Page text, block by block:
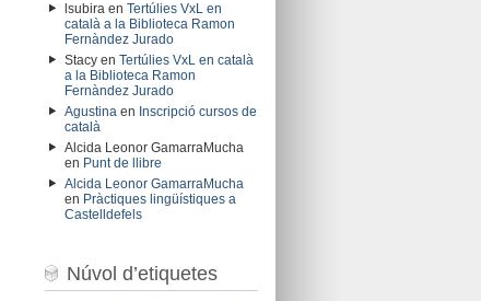
lsubiraen Tertúlies VxL en
català a la Biblioteca Ramon
Fernàndez Jurado
Stacyen Tertúlies VxL en català
a la Biblioteca Ramon
Fernàndez Jurado
Agustinaen Inscripció cursos de
català
Alcida Leonor GamarraMucha
en Punt de llibre
Alcida Leonor GamarraMucha
en Pràctiques lingüístiques a
Castelldefels
Núvol d’etiquetes